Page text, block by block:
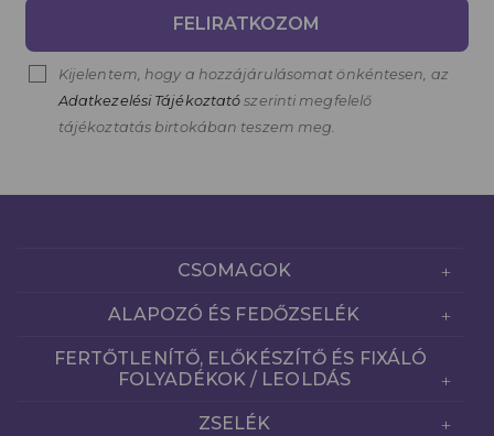
FELIRATKOZOM
Kijelentem, hogy a hozzájárulásomat önkéntesen, az
Adatkezelési Tájékoztató szerinti megfelelő
tájékoztatás birtokában teszem meg.
CSOMAGOK
ALAPOZÓ ÉS FEDŐZSELÉK
FERTŐTLENÍTŐ, ELŐKÉSZÍTŐ ÉS FIXÁLÓ
FOLYADÉKOK / LEOLDÁS
ZSELÉK